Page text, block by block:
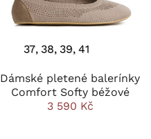
37 38 39 41
Dámské pletené balerínky
Comfort Softy béžové
3 590 Kč